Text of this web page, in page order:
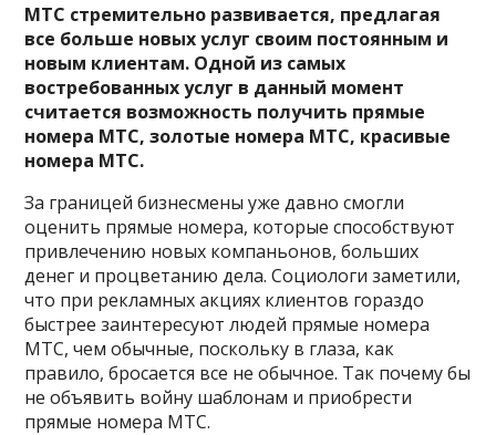
МТС стремительно развивается, предлагая
все больше новых услуг своим постоянным и
новым клиентам. Одной из самых
востребованных услуг в данный момент
считается возможность получить прямые
номера МТС, золотые номера МТС, красивые
номера МТС.
За границей бизнесмены уже давно смогли
оценить прямые номера, которые способствуют
привлечению новых компаньонов, больших
денег и процветанию дела. Социологи заметили,
что при рекламных акциях клиентов гораздо
быстрее заинтересуют людей прямые номера
МТС, чем обычные, поскольку в глаза, как
правило, бросается все не обычное. Так почему бы
не объявить войну шаблонам и приобрести
прямые номера МТС.